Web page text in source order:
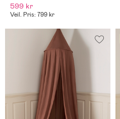
599 kr
Veil. Pris: 799 kr